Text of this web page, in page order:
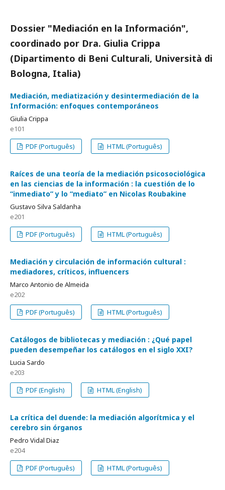
Dossier "Mediación en la Información",
coordinado por Dra. Giulia Crippa
(Dipartimento di Beni Culturali, Università di
Bologna, Italia)
Mediación, mediatización y desintermediación de la
Información: enfoques contemporáneos
Giulia Crippa
e101
PDF (Português)
HTML (Português)
Raíces de una teoría de la mediación psicosociológica
en las ciencias de la información
la cuestión de lo
“inmediato” y lo “mediato” en Nicolas Roubakine
Gustavo Silva Saldanha
e201
PDF (Português)
HTML (Português)
Mediación y circulación de información cultural
mediadores, críticos, influencers
Marco Antonio de Almeida
e202
PDF (Português)
HTML (Português)
Catálogos de bibliotecas y mediación
¿Qué papel
pueden desempeñar los catálogos en el siglo XXI?
Lucia Sardo
e203
PDF (English)
HTML (English)
La crítica del duende: la mediación algorítmica y el
cerebro sin órganos
Pedro Vidal Diaz
e204
PDF (Português)
HTML (Português)